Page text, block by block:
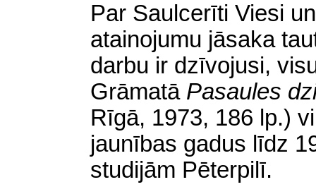
Par Saulcerīti Viesi
atainojumu jāsaka
darbu ir dzīvojusi,
Grāmatā Pasaules
Rīgā, 1973, 186 lp.)
jaunības gadus līdz
studijām Pēterpilī.